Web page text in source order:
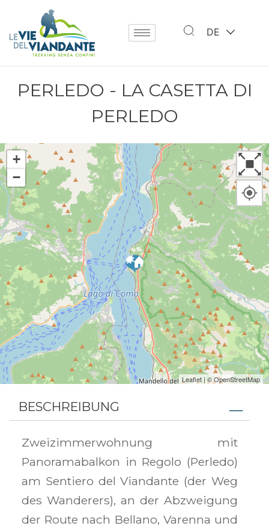
DE
PERLEDO - LA CASETTA DI
PERLEDO
BESCHREIBUNG
Zweizimmerwohnung mit
Panoramabalkon in Regolo (Perledo)
am Sentiero del Viandante (der Weg
des Wanderers), an der Abzweigung
der Route nach Bellano, Varenna und
+
−
Leaflet | ©OpenStreetMap